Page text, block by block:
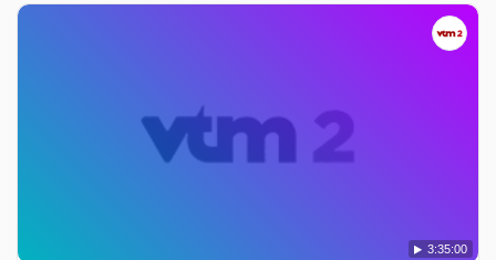
3:35:00